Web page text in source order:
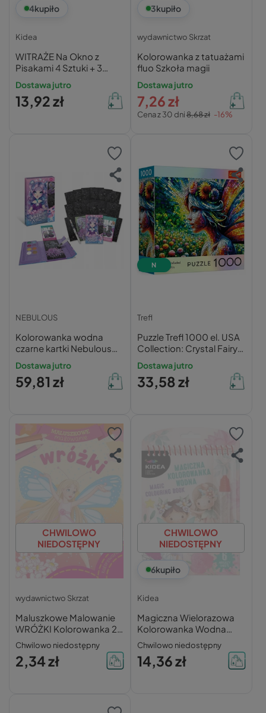
4kupiło
Kidea
WITRAŻE Na Okno z
Pisakami 4 Sztuki + 3
Szablony WRÓŻKI
Naklejki Kidea
Dostawa jutro
13,92 zł
3kupiło
wydawnictwo Skrzat
Kolorowanka z tatuażami
fluo Szkoła magii
Dostawa jutro
Cena z 30 dni8,68 zł -16%
7,26 zł
NEBULOUS
Kolorowanka wodna
czarne kartki Nebulous
Stars
Dostawa jutro
59,81 zł
N
Trefl
Puzzle Trefl 1000 el. USA
Collection: Crystal Fairy
Wróżka – Magiczna
Układanka Fantasy
Dostawa jutro
33,58 zł
CHWILOWO
NIEDOSTĘPNY
wydawnictwo Skrzat
Maluszkowe Malowanie
WRÓŻKI Kolorowanka 2+
Skrzat
Chwilowo niedostępny
2,34 zł
CHWILOWO
NIEDOSTĘPNY
6kupiło
Kidea
Magiczna Wielorazowa
Kolorowanka Wodna
MAGIA WRÓŻKI 6 Szt
Pisak Kidea
Chwilowo niedostępny
14,36 zł